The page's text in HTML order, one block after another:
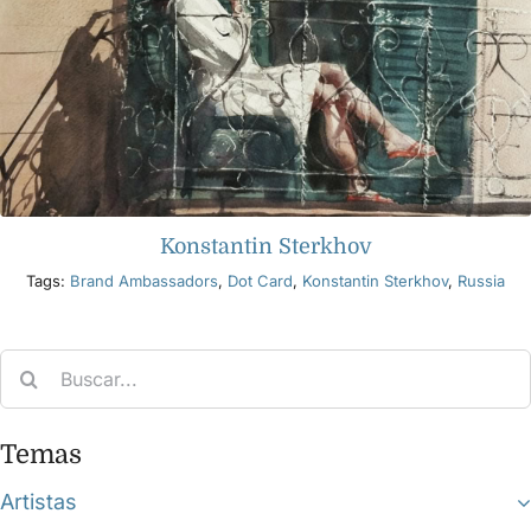
Konstantin Sterkhov
Tags: Brand Ambassadors, Dot Card, Konstantin Sterkhov, Russia
Temas
Artistas